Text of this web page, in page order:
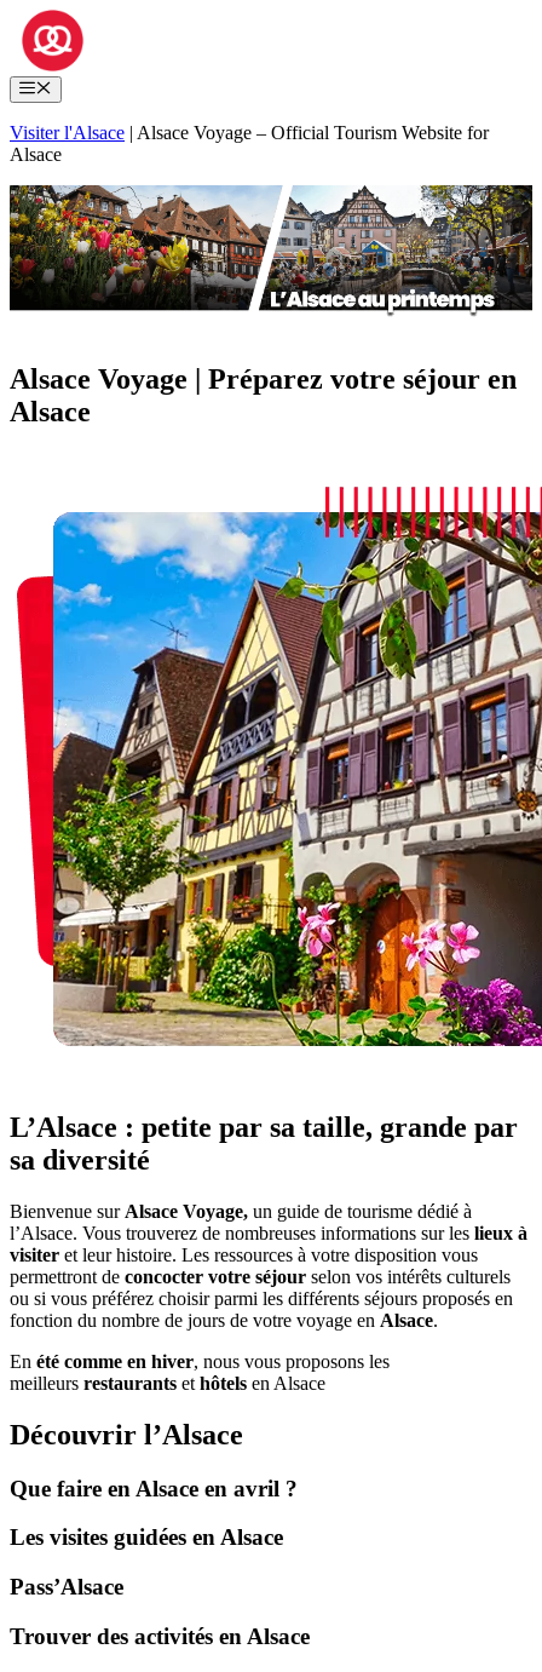
Skip
to
content
Menu
Visiter l'Alsace | Alsace Voyage – Official Tourism Website for
Alsace
Alsace Voyage | Préparez votre séjour en
Alsace
L’Alsace : petite par sa taille, grande par
sa diversité
Bienvenue sur Alsace Voyage, un guide de tourisme dédié à
l’Alsace. Vous trouverez de nombreuses informations sur les lieux à
visiter et leur histoire. Les ressources à votre disposition vous
permettront de concocter votre séjour selon vos intérêts culturels
ou si vous préférez choisir parmi les différents séjours proposés en
fonction du nombre de jours de votre voyage en Alsace.
En été comme en hiver, nous vous proposons les
meilleurs restaurants et hôtels en Alsace
Découvrir l’Alsace
Que faire en Alsace en avril ?
Les visites guidées en Alsace
Pass’Alsace
Trouver des activités en Alsace